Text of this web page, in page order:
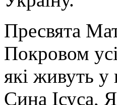
Пресвята
Покровом
які живуть у
Сина Ісуса,